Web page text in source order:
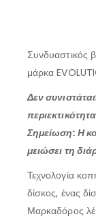
Συνδυαστικός
μάρκα
Δεν
Σημείωση: Η
μειώσει τη
Τεχνολογία
δίσκος, ένας
Μαρκαδόρος